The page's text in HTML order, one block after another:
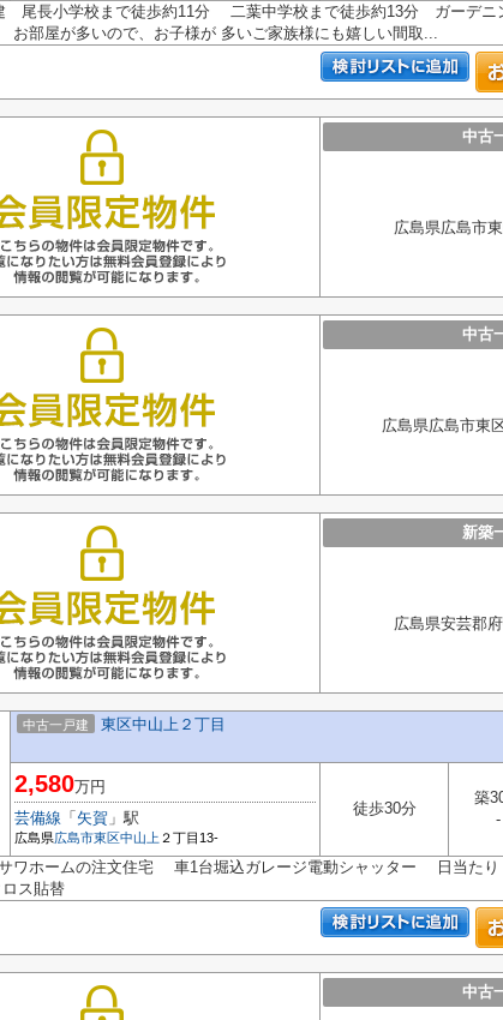
尾長小学校まで徒歩約11分 二葉中学校まで徒歩約13分 ガーデニ
お部屋が多いので、お子様が 多いご家族様にも嬉しい間取...
中古
広島県広島市
中古
広島県広島市東
新築
広島県安芸郡
中古一戸建 東区中山上２丁目
2,580万円
芸備線 「 矢賀 」駅
広島県広島市東区中山上 ２丁目13-
徒歩30分
築
-
ワホームの注文住宅 車1台堀込ガレージ電動シャッター 日当た
ス貼替
中古